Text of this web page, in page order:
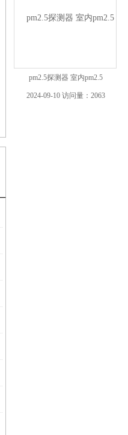
pm2.5探测器 室内pm2.5
2024-09-10 访问量：2063